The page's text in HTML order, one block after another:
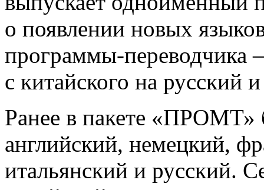
о появлении новых
программы-переводчика
с китайского на русский
Ранее в пакете «ПРОМТ»
английский, немецкий,
итальянский и русский.